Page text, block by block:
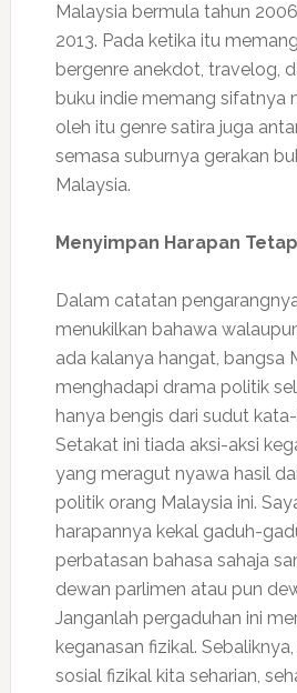
Malaysia bermula tahun
2013. Pada ketika itu
bergenre anekdot, travelog,
buku indie memang sifatnya
oleh itu genre satira juga
semasa suburnya gerakan
Malaysia.
Menyimpan Harapan
Dalam catatan
menukilkan bahawa
ada kalanya hangat, bangsa
menghadapi drama politik
hanya bengis dari sudut
Setakat ini tiada aksi-aksi
yang meragut nyawa hasil
politik orang Malaysia ini.
harapannya kekal gaduh-
perbatasan bahasa sahaja
dewan parlimen atau pun
Janganlah pergaduhan ini
keganasan fizikal.
sosial fizikal kita seharian,